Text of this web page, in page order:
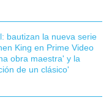
bautizan la nueva serie
King en Prime Video
obra maestra' y la
de un clásico'